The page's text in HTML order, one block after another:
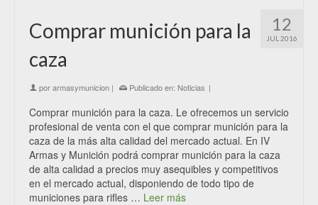
12
JUL 2016
Comprar munición para la
caza
porarmasymunicion | Publicado en: Noticias |
Comprar munición para la caza. Le ofrecemos un servicio
profesional de venta con el que comprar munición para la
caza de la más alta calidad del mercado actual. En IV
Armas y Munición podrá comprar munición para la caza
de alta calidad a precios muy asequibles y competitivos
en el mercado actual, disponiendo de todo tipo de
municiones para rifles … Leer más